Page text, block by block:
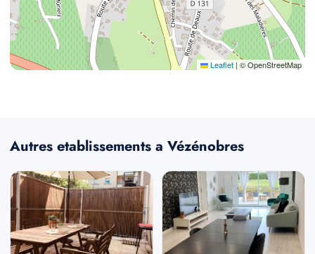
Leaflet | © OpenStreetMap
Autres etablissements a Vézénobres